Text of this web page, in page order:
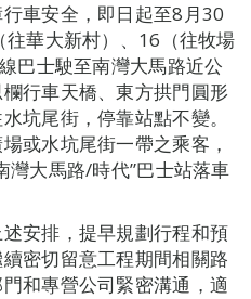
車安全，即日起至8月30
華大新村）、16（往牧場
巴士駛至南灣大馬路近公
行車天橋、東方拱門圓形
坑尾街，停靠站點不變。
或水坑尾街一帶之乘客，
灣大馬路/時代”巴士站落車
安排，提早規劃行程和預
密切留意工程期間相關路
和專營公司緊密溝通，適